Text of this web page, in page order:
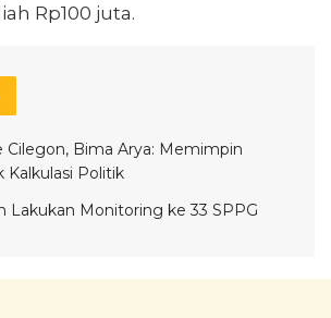
Rp100 juta.
Cilegon, Bima Arya: Memimpin
Kalkulasi Politik
Lakukan Monitoring ke 33 SPPG